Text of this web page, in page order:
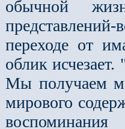
обычной
переходе от
облик исчезает.
Мы получаем
мирового